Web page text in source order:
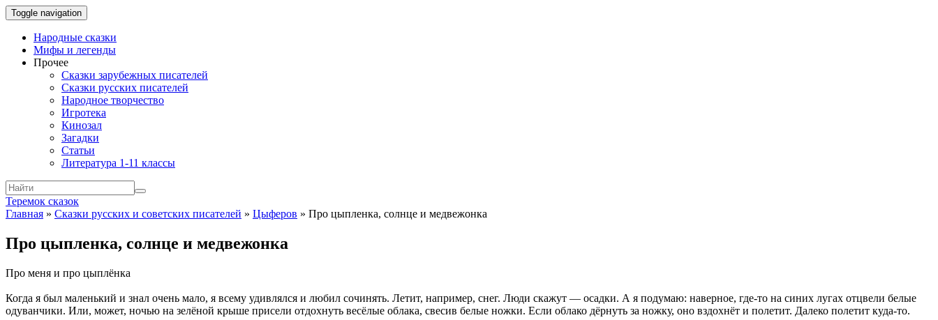
Toggle navigation
Народные сказки
Мифы и легенды
Прочее
Сказки зарубежных писателей
Сказки русских писателей
Народное творчество
Игротека
Кинозал
Загадки
Статьи
Литература 1-11 классы
Теремок сказок
Главная » Сказки русских и советских писателей » Цыферов » Про цыпленка, солнце и медвежонка
Про цыпленка, солнце и медвежонка
Про меня и про цыплёнка
Когда я был маленький и знал очень мало, я всему удивлялся и любил сочинять. Летит, например, снег. Люди скажут — осадки. А я подумаю: наверное, где-то на синих лугах отцвели белые
одуванчики. Или, может, ночью на зелёной крыше присели отдохнуть весёлые облака, свесив белые ножки. Если облако дёрнуть за ножку, оно вздохнёт и полетит. Далеко полетит куда-то.